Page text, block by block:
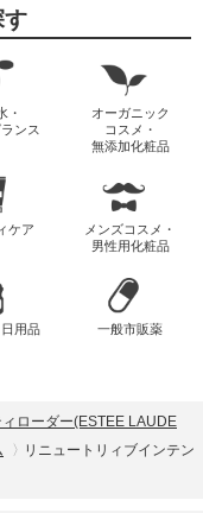
す
・
ンス
オーガニック
コスメ・
無添加化粧品
ケア
メンズコスメ・
男性用化粧品
用品 一般市販薬
ィローダー(ESTEE LAUDE
リニュートリィブインテン